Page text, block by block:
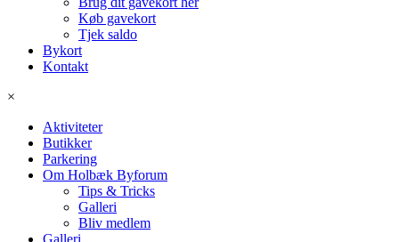
Køb gavekort
Tjek saldo
Bykort
Kontakt
×
Aktiviteter
Butikker
Parkering
Om Holbæk Byforum
Tips & Tricks
Galleri
Bliv medlem
Galleri